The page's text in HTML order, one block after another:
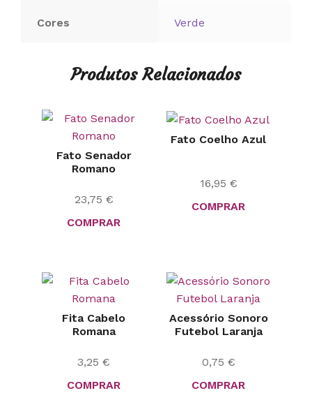
Cores Verde
Produtos Relacionados
Fato Senador
Romano
23,75 €
COMPRAR
Fato Coelho Azul
16,95 €
COMPRAR
Fita Cabelo
Romana
3,25 €
COMPRAR
Acessório Sonoro
Futebol Laranja
0,75 €
COMPRAR